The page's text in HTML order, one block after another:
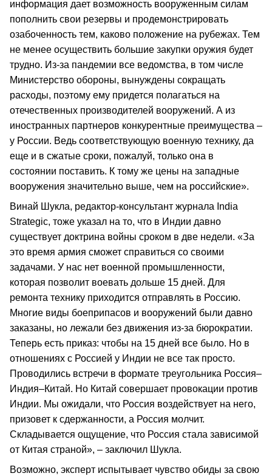
информация дает возможность вооруженным силам
пополнить свои резервы и продемонстрировать
озабоченность тем, каково положение на рубежах. Тем
не менее осуществить большие закупки оружия будет
трудно. Из-за пандемии все ведомства, в том числе
Министерство обороны, вынуждены сокращать
расходы, поэтому ему придется полагаться на
отечественных производителей вооружений. А из
иностранных партнеров конкурентные преимущества –
у России. Ведь соответствующую военную технику, да
еще и в сжатые сроки, пожалуй, только она в
состоянии поставить. К тому же цены на западные
вооружения значительно выше, чем на российские».
Винай Шукла, редактор-консультант журнала India
Strategic, тоже указал на то, что в Индии давно
существует доктрина войны сроком в две недели. «За
это время армия сможет справиться со своими
задачами. У нас нет военной промышленности,
которая позволит воевать дольше 15 дней. Для
ремонта технику приходится отправлять в Россию.
Многие виды боеприпасов и вооружений были давно
заказаны, но лежали без движения из-за бюрократии.
Теперь есть приказ: чтобы на 15 дней все было. Но в
отношениях с Россией у Индии не все так просто.
Проводились встречи в формате треугольника Россия–
Индия–Китай. Но Китай совершает провокации против
Индии. Мы ожидали, что Россия воздействует на него,
призовет к сдержанности, а Россия молчит.
Складывается ощущение, что Россия стала зависимой
от Китая страной», – заключил Шукла.
Возможно, эксперт испытывает чувство обиды за свою